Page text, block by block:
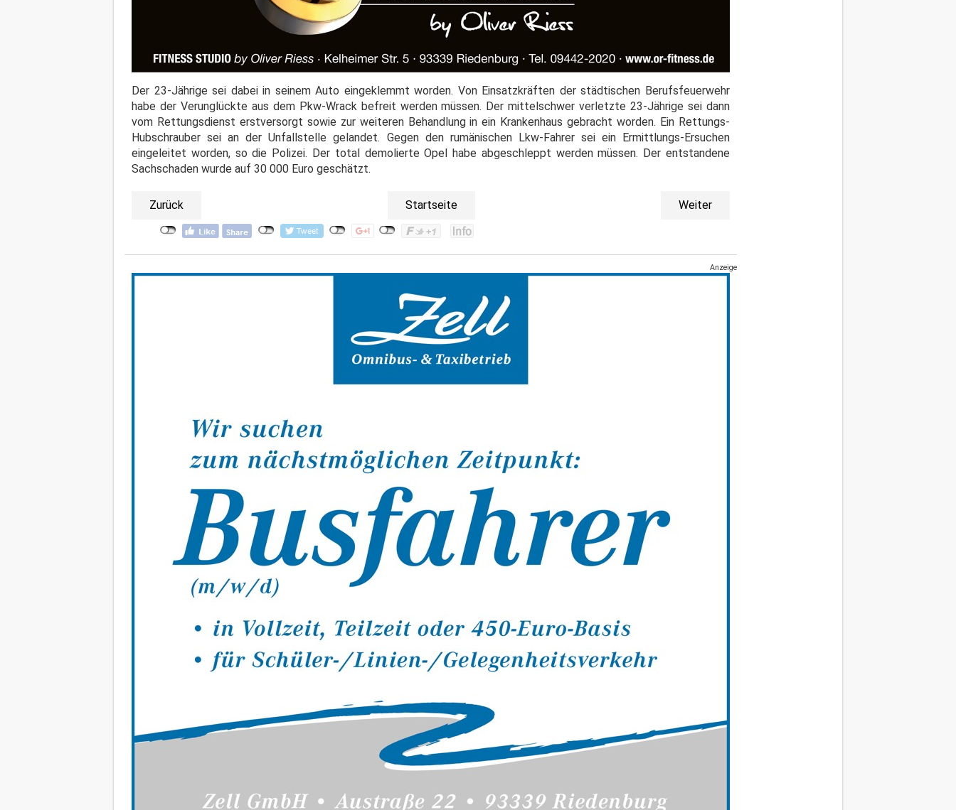
Der 23-Jährige sei dabei in seinem Auto eingeklemmt worden. Von Einsatzkräften der städtischen Berufsfeuerwehr
habe der Verunglückte aus dem Pkw-Wrack befreit werden müssen. Der mittelschwer verletzte 23-Jährige sei dann
vom Rettungsdienst erstversorgt sowie zur weiteren Behandlung in ein Krankenhaus gebracht worden. Ein Rettungs-
Hubschrauber sei an der Unfallstelle gelandet. Gegen den rumänischen Lkw-Fahrer sei ein Ermittlungs-Ersuchen
eingeleitet worden, so die Polizei. Der total demolierte Opel habe abgeschleppt werden müssen. Der entstandene
Sachschaden wurde auf 30 000 Euro geschätzt.
Zurück Startseite Weiter
Anzeige